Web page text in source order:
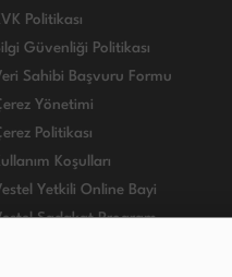
Politikası
Güvenliği Politikası
Sahibi Başvuru Formu
Yönetimi
Politikası
Koşulları
Yetkili Online Bayi
Sadakat Program